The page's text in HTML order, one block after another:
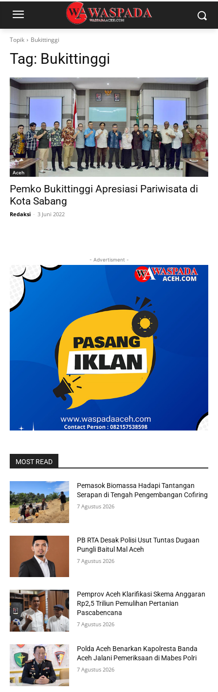
Topik Bukittinggi
Tag: Bukittinggi
Aceh
Pemko Bukittinggi Apresiasi Pariwisata di
Kota Sabang
Redaksi - 3 Juni 2022
- Advertisment -
MOST READ
Pemasok Biomassa Hadapi Tantangan
Serapan di Tengah Pengembangan Cofiring
7 Agustus 2026
PB RTA Desak Polisi Usut Tuntas Dugaan
Pungli Baitul Mal Aceh
7 Agustus 2026
Pemprov Aceh Klarifikasi Skema Anggaran
Rp2,5 Triliun Pemulihan Pertanian
Pascabencana
7 Agustus 2026
Polda Aceh Benarkan Kapolresta Banda
Aceh Jalani Pemeriksaan di Mabes Polri
7 Agustus 2026